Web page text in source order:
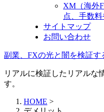
XM（海外
点、手数
サイトマップ
お問い合わせ
副業、FXの光と闇を検証す
リアルに検証したリアルな
す。
HOME >